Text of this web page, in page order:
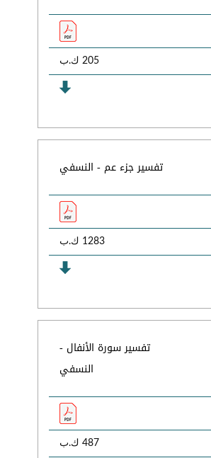
205 ك.ب
تفسير جزء عم - النسفي
1283 ك.ب
تفسير سورة الأنفال -
النسفي
487 ك.ب